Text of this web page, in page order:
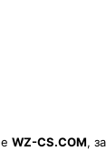
WZ-CS.COM,